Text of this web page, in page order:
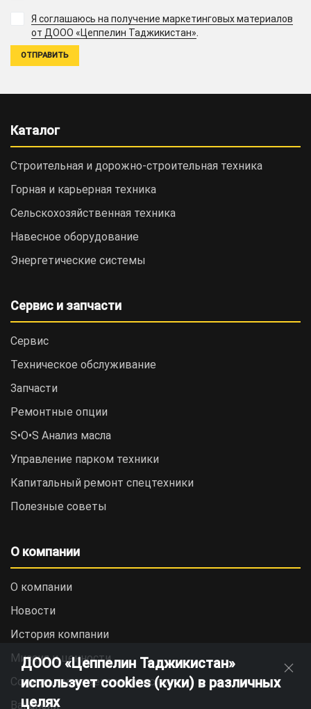
Я соглашаюсь на получение маркетинговых материалов
от ДООО «Цеппелин Таджикистан».
Каталог
Строительная и дорожно-cтроительная техника
Горная и карьерная техника
Сельскохозяйственная техника
Навесное оборудование
Энергетические системы
Сервис и запчасти
Сервис
Техническое обслуживание
Запчасти
Ремонтные опции
S•O•S Анализ масла
Управление парком техники
Капитальный ремонт спецтехники
Полезные советы
О компании
О компании
Новости
История компании
Миссия и ценности
Социальная ответственность
Вакансии
ДООО «Цеппелин Таджикистан»
использует cookies (куки) в различных
целях